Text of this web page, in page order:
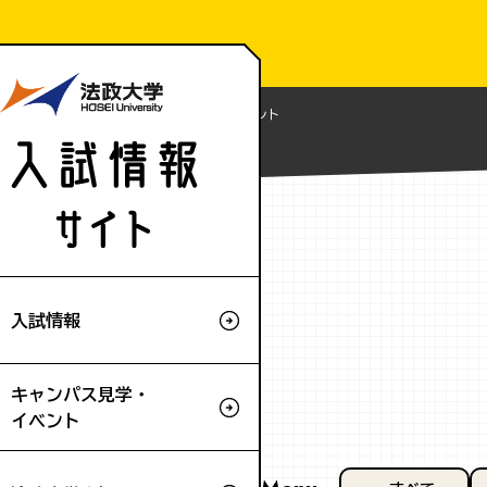
Home ニュース ニュース：イベント
入試情報
キャンパス見学・
イベント